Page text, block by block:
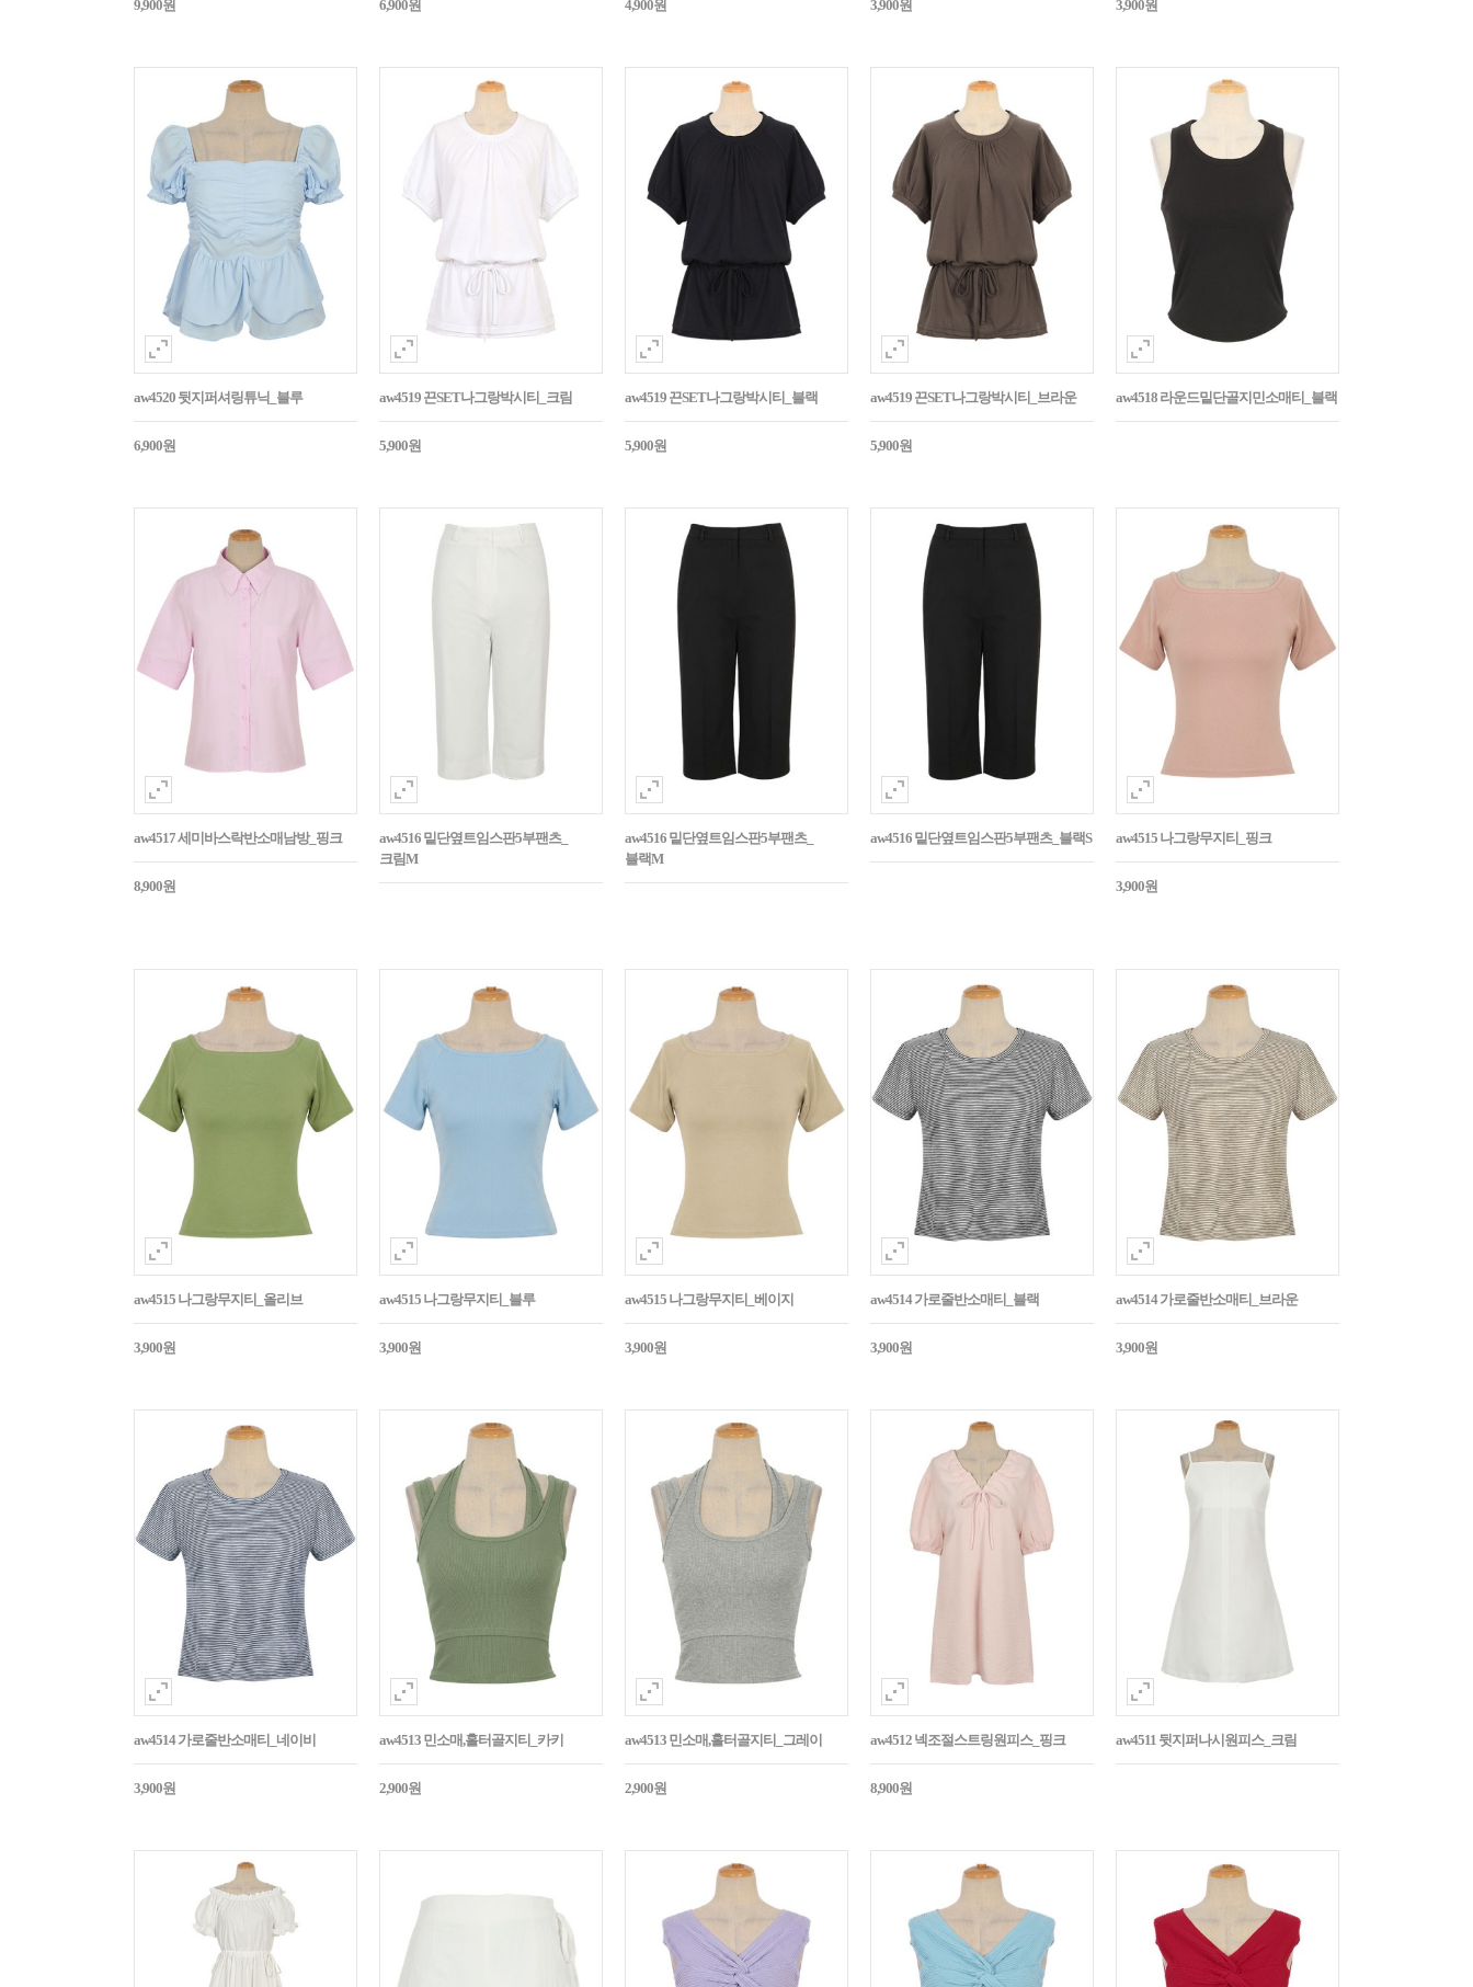
9,900원 6,900원 4,900원 3,900원 3,900원
aw4520 뒷지퍼셔링튜닉_블루
6,900원
aw4519 끈SET나그랑박시티_크림
5,900원
aw4519 끈SET나그랑박시티_블랙
5,900원
aw4519 끈SET나그랑박시티_브라운
5,900원
aw4518 라운드밑단골지민소매티_블랙
aw4517 세미바스락반소매남방_핑크
8,900원
aw4516 밑단옆트임스판5부팬츠_
크림M
aw4516 밑단옆트임스판5부팬츠_
블랙M
aw4516 밑단옆트임스판5부팬츠_블랙S aw4515 나그랑무지티_핑크
3,900원
aw4515 나그랑무지티_올리브
3,900원
aw4515 나그랑무지티_블루
3,900원
aw4515 나그랑무지티_베이지
3,900원
aw4514 가로줄반소매티_블랙
3,900원
aw4514 가로줄반소매티_브라운
3,900원
aw4514 가로줄반소매티_네이비
3,900원
aw4513 민소매,홀터골지티_카키
2,900원
aw4513 민소매,홀터골지티_그레이
2,900원
aw4512 넥조절스트링원피스_핑크
8,900원
aw4511 뒷지퍼나시원피스_크림